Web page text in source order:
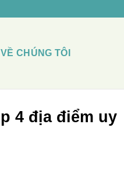
VỀ CHÚNG TÔI
4 địa điểm uy